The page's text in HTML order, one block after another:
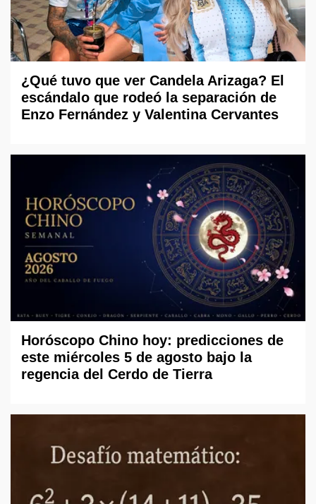
¿Qué tuvo que ver Candela Arizaga? El
escándalo que rodeó la separación de
Enzo Fernández y Valentina Cervantes
Horóscopo Chino hoy: predicciones de
este miércoles 5 de agosto bajo la
regencia del Cerdo de Tierra